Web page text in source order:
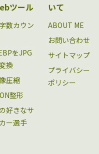
ツール
数カウン
をJPG
換
圧縮
整形
好きなサ
ー選手
いて
ABOUT ME
お問い合わせ
サイトマップ
プライバシー
ポリシー